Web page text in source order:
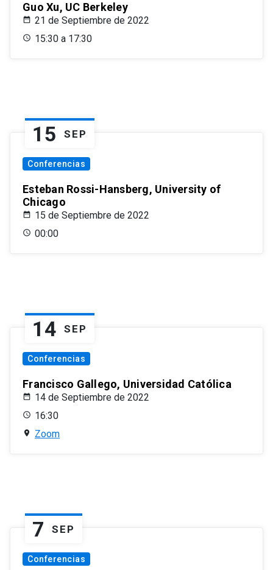
Guo Xu, UC Berkeley
21 de Septiembre de 2022
15:30 a 17:30
15 SEP
Conferencias
Esteban Rossi-Hansberg, University of
Chicago
15 de Septiembre de 2022
00:00
14 SEP
Conferencias
Francisco Gallego, Universidad Católica
14 de Septiembre de 2022
16:30
Zoom
7 SEP
Conferencias